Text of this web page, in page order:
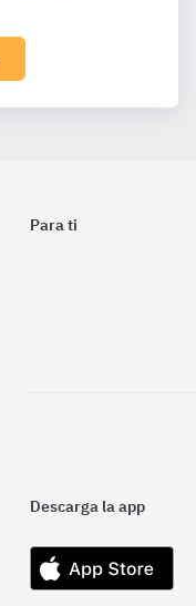
Para ti
Descarga la app